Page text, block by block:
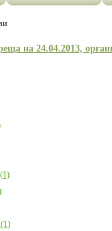
на 24.04.2013,